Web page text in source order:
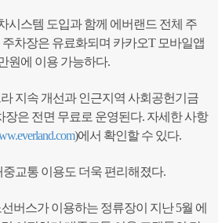
시스템 도입과 함께 에버랜드 전체 주
주차장은 유료화되며 카카오T 모바일앱
원에 이용 가능하다.
지속 개선과 인근지역 사회공헌기금
장은 전면 무료로 운영된다. 자세한 사항
)에서 확인할 수 있다.
교통 이용도 더욱 편리해졌다.
선버스가 이용하는 정류장이 지난 5월 에